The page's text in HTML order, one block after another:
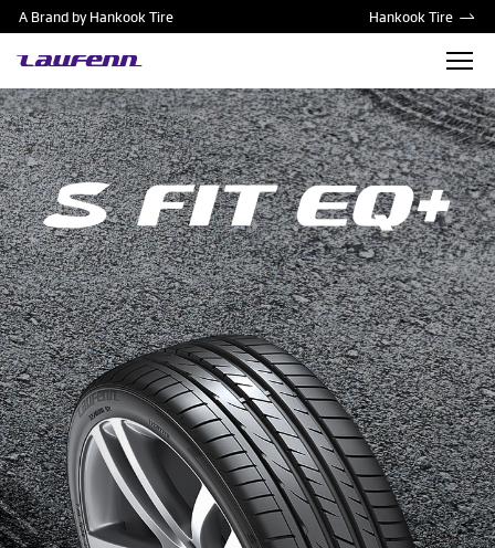
A Brand by Hankook Tire Hankook Tire